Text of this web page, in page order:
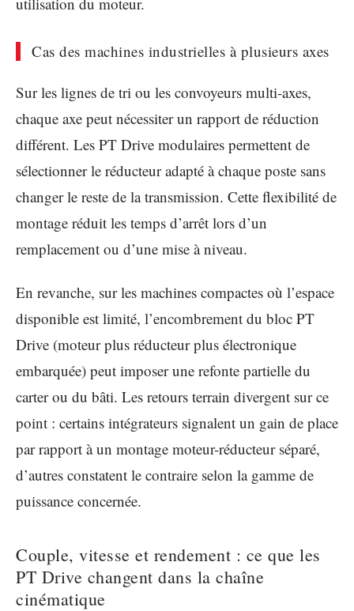
Cas des machines industrielles à plusieurs axes
Sur les lignes de tri ou les convoyeurs multi-axes,
chaque axe peut nécessiter un rapport de réduction
différent. Les PT Drive modulaires permettent de
sélectionner le réducteur adapté à chaque poste sans
changer le reste de la transmission. Cette flexibilité de
montage réduit les temps d’arrêt lors d’un
remplacement ou d’une mise à niveau.
En revanche, sur les machines compactes où l’espace
disponible est limité, l’encombrement du bloc PT
Drive (moteur plus réducteur plus électronique
embarquée) peut imposer une refonte partielle du
carter ou du bâti. Les retours terrain divergent sur ce
point : certains intégrateurs signalent un gain de place
par rapport à un montage moteur-réducteur séparé,
d’autres constatent le contraire selon la gamme de
puissance concernée.
Couple, vitesse et rendement : ce que les
PT Drive changent dans la chaîne
cinématique